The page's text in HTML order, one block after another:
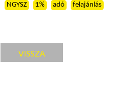
NGYSZ 1% adó felajánlás
VISSZA